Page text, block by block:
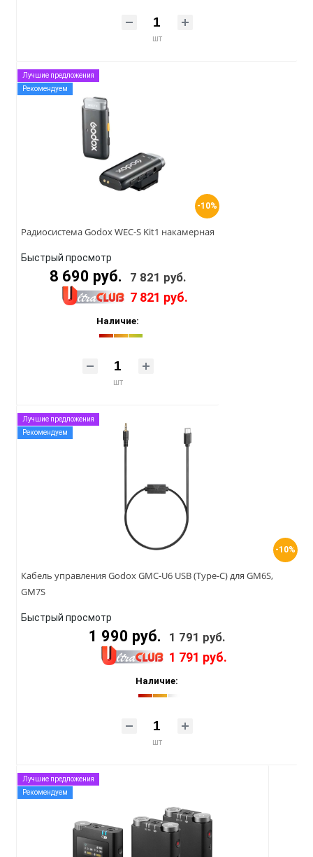
шт
-10%
Лучшие предложения
Рекомендуем
Радиосистема Godox WEC-S Kit1 накамерная
Быстрый просмотр
8 690 руб. 7 821 руб.
7 821 руб.
Наличие:
шт
-10%
Лучшие предложения
Рекомендуем
Кабель управления Godox GMC-U6 USB (Type-C) для GM6S,
GM7S
Быстрый просмотр
1 990 руб. 1 791 руб.
1 791 руб.
Наличие:
шт
Лучшие предложения
Рекомендуем